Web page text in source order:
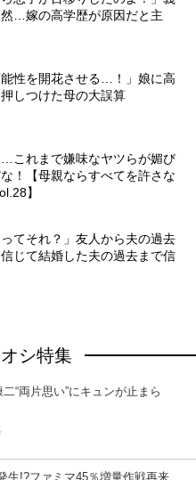
…嫁の高学歴が原因だと主
能性を開花させる…！」娘に高
しつけた母の大誤算
これまで嫌味なヤツらが媚び
！【母親ならすべてを許さな
】
ってそれ？」友人から夫の過去
じて結婚した夫の過去まで信
シ特集
“両片思い”にキュンが止まら
生!?ファミマ45％増量作戦再来